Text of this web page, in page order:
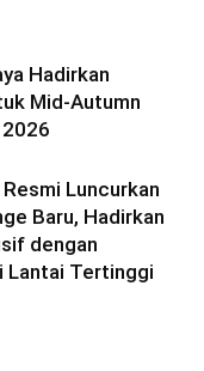
Hadirkan
Mid-Autumn
Luncurkan
Baru, Hadirkan
dengan
Lantai Tertinggi